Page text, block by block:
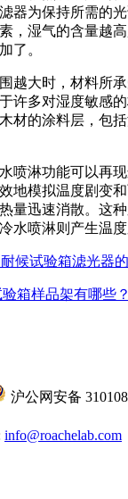
器为保持所需的
，湿气的含量越
了。
越大时，材料所
许多对湿度敏感
材的涂料层，包
喷淋功能可以再
地模拟温度剧变
量迅速消散。这
水喷淋则产生温
候试验箱滤光器
箱样品架有哪些？
沪公网安备
info@roachelab.com‍